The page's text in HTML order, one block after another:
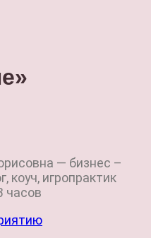
— бизнес –
коуч, игропрактик
часов